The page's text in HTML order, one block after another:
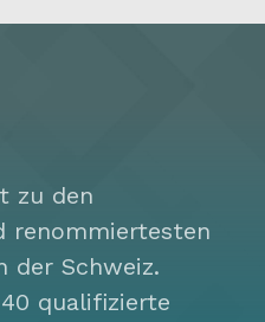
zu den
renommiertesten
der Schweiz.
qualifizierte